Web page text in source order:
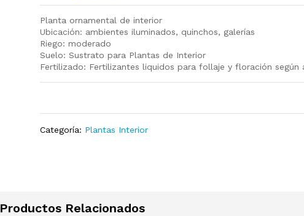
Planta ornamental de interior
Ubicación: ambientes iluminados, quinchos, galerías
Riego: moderado
Suelo: Sustrato para Plantas de Interior
Fertilizado: Fertilizantes liquidos para follaje y floración según
Categoría: Plantas Interior
Productos Relacionados